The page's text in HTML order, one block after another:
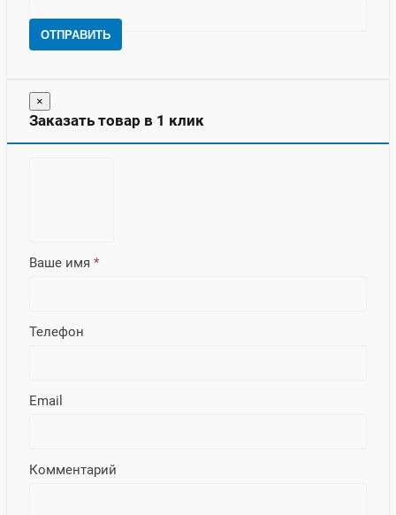
ОТПРАВИТЬ
×
Заказать товар в 1 клик
Ваше имя *
Телефон
Email
Комментарий